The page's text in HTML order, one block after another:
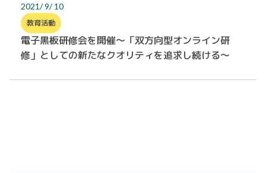
幼稚園
2021/ 9/ 10
教育活動
電子黒板研修会を開催～「双方向型オンライン研
修」としての新たなクオリティを追求し続ける～